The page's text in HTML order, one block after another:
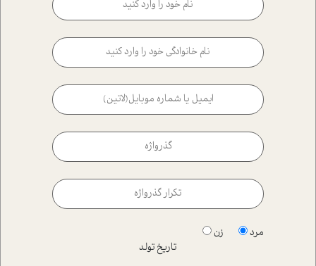
مرد
زن
تاریخ تولد